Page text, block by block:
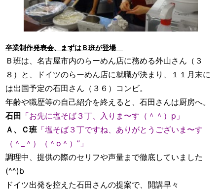
卒業制作発表会、まずはＢ班が登場
Ｂ班は、名古屋市内のらーめん店に務める外山さん（３
８）と、ドイツのらーめん店に就職が決まり、１１月末に
は出国予定の石田さん（３６）コンビ。
年齢や職歴等の自己紹介を終えると、石田さんは厨房へ。
石田 「お先に塩そば３丁、入りま〜す（＾＾）p」
Ａ、Ｃ班 「塩そば３丁ですね、ありがとうございま〜す
（＾_＾）（＾o＾）”」
調理中、提供の際のセリフや声量まで徹底していました
(^^)b
ドイツ出発を控えた石田さんの提案で、開講早々